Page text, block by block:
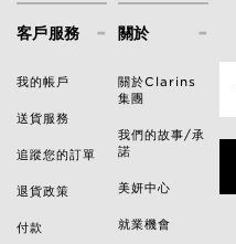
-
客戶服務
我的帳戶
送貨服務
追蹤您的訂單
退貨政策
付款
-
關於
關於Clarins
集團
我們的故事/承
諾
美妍中心
就業機會